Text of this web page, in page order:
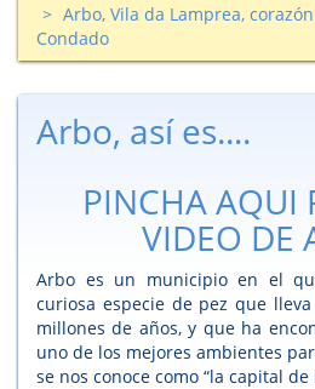
Arbo, Vila da Lamprea,
Condado
Arbo, así es....
PINCHA AQUI
VIDEO DE
Arbo es un municipio en el
curiosa especie de pez que
millones de años, y que ha
uno de los mejores ambientes
se nos conoce como “la capital de